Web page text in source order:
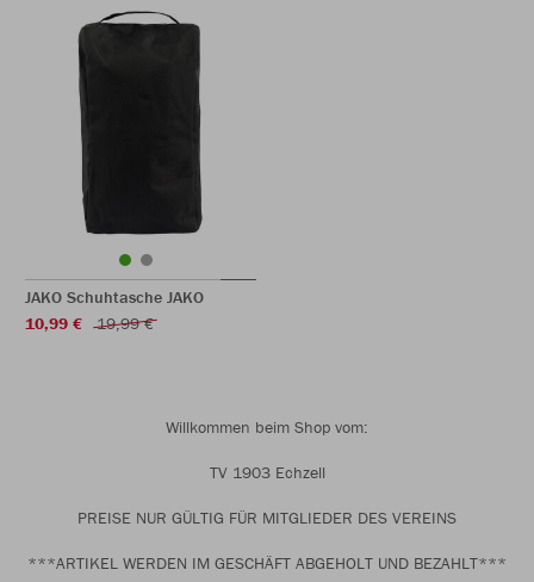
JAKO Schuhtasche JAKO
10,99 €
19,99 €
Willkommen beim Shop vom:
TV 1903 Echzell
PREISE NUR GÜLTIG FÜR MITGLIEDER DES VEREINS
***ARTIKEL WERDEN IM GESCHÄFT ABGEHOLT UND BEZAHLT***